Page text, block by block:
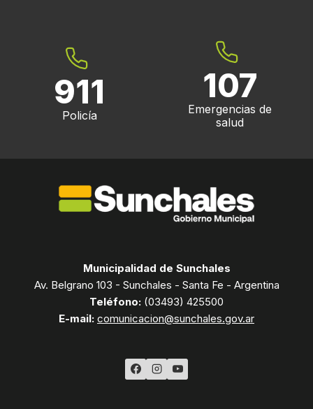
911
Policía
107
Emergencias de
salud
Municipalidad de Sunchales
Av. Belgrano 103 - Sunchales - Santa Fe - Argentina
Teléfono: (03493) 425500
E-mail: comunicacion@sunchales.gov.ar